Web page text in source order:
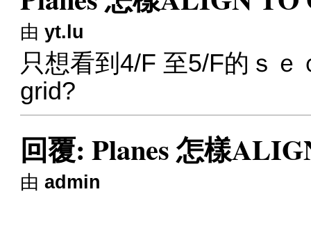
由yt.lu
只想看到4/F 至5/F的ｓ
grid?
回覆: Planes 怎樣
由admin